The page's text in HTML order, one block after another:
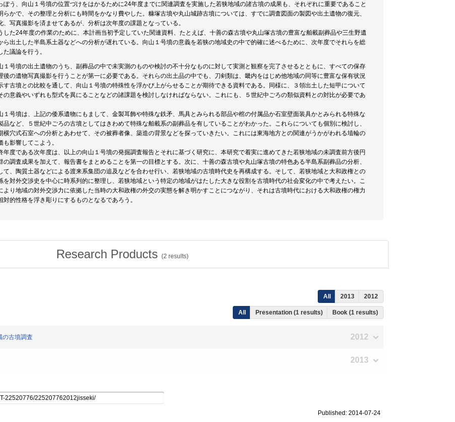
ぽう、向山１号墳の位置づけをはかるために24年度までに関連調査を実施した若狭地域の諸古墳の成果も、それぞれに重要であること
らかで、その整理と分析にも時間をかなり費やした。糠塚古墳や丸山城跡古墳については、すでに調査図面の製図や出土遺物の復元、
、写真撮影を済ませてあるが、分析は次年度の課題となっている。
した24年度の作業のために、本計画当初予定していた関連資料、たとえば、十善の森古墳や丸山塚古墳の豊富な舶載副葬品や三生野遺
ら出土した半島系土器などへの分析が遅れている。向山１号墳の意義を若狭の地域史の中で的確に述べるために、次年度でそれらを総
た議論を行う。
１号墳の出土遺物のうち、副葬品の中で未実測のものや検討の不十分なものに対して実測と観察を完了させるとともに、すべての保存
後の遺物写真撮影を行うことが第一に必要である。それらの出土品の中でも、刀剣類は、畿内をはじめ他地域の同等に豊富な保有状況
す古墳との比較を通して、向山１号墳の特殊性を浮かび上がらせることが期待できる資料である。同様に、３領出土した短甲について
の意義やいずれも型式を異にることなどの諸課題を検討しなければならない。これにも、５世紀中ごろの類似資料との対比が必要であ
１号墳は、上記の倭系遺物にもまして、金製耳飾や特殊な鉄矛、馬具とみられる部品や棺の付属品か石室壁面装具かとみられる特殊な
品など、５世紀中ごろの古墳としてはきわめて特殊な舶載系の副葬品を有していることがわかった。これらについても個別に検討し、
横穴式石室への分析とあわせて、その被葬者像、築造の背景などを探っていきたい。これには東海地方との関連がうかがわれる埴輪の
も影響してこよう。
年度である次年度は、以上の向山１号墳の発掘調査報告とそれに基づく研究に、本研究で着実に進めてきた若狭地域の未調査前方後円
の調査成果を加えて、報告書をまとめることを第一の目標とする。次に、十善の森古墳や丸山塚古墳の特色ある半島系副葬品の分析、
て、陶質土器などによる渡来系集団の追及などを合わせ行い、若狭地域の古墳時代史を再構成する。そして、若狭地域と大和政権との
を対外交渉史を中心に時系列的に整理し、若狭地域という特定の地域がはたした大きな役割を古墳時代の社会変化の中で考えたい。こ
より地域の対外交渉力に依拠した当時の大和政権の外交の実態を解き明かすことにつながり、それは古墳時代における大和政権の権力
対的性格を浮き彫りにするものとなるであろう。
Research Products (2 results)
All 2013 2012
All Presentation (1 results) Book (1 results)
の古墳調査 2012
2013
Published: 2014-07-24